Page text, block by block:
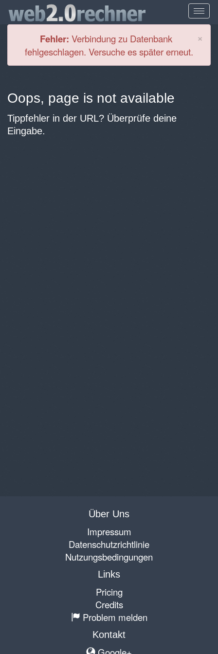
×
Fehler: Verbindung zu Datenbank
fehlgeschlagen. Versuche es später erneut.
Oops, page is not available
Tippfehler in der URL? Überprüfe deine
Eingabe.
Über Uns
Impressum
Datenschutzrichtlinie
Nutzungsbedingungen
Links
Pricing
Credits
Problem melden
Kontakt